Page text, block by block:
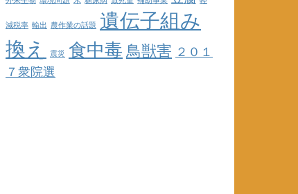
減税率 輸出 農作業の話題 遺伝子組み
換え
震災 食中毒 鳥獣害 ２０１
７衆院選